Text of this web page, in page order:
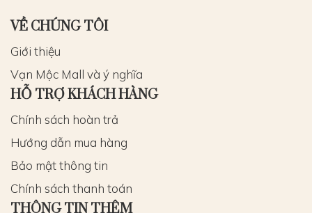
VỀ CHÚNG TÔI
Giới thiệu
Vạn Mộc Mall và ý nghĩa
HỖ TRỢ KHÁCH HÀNG
Chính sách hoàn trả
Hướng dẫn mua hàng
Bảo mật thông tin
Chính sách thanh toán
THÔNG TIN THÊM